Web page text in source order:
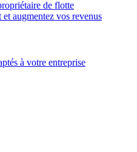
de flotte
augmentez vos revenus
à votre entreprise